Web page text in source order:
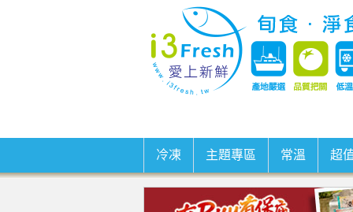
冷凍 主題專區 常溫 超